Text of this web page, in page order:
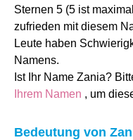
Sternen 5 (5 ist
zufrieden mit diesem
Leute haben
Namens.
Ist Ihr Name Zania?
Ihrem Namen , um
Bedeutung von